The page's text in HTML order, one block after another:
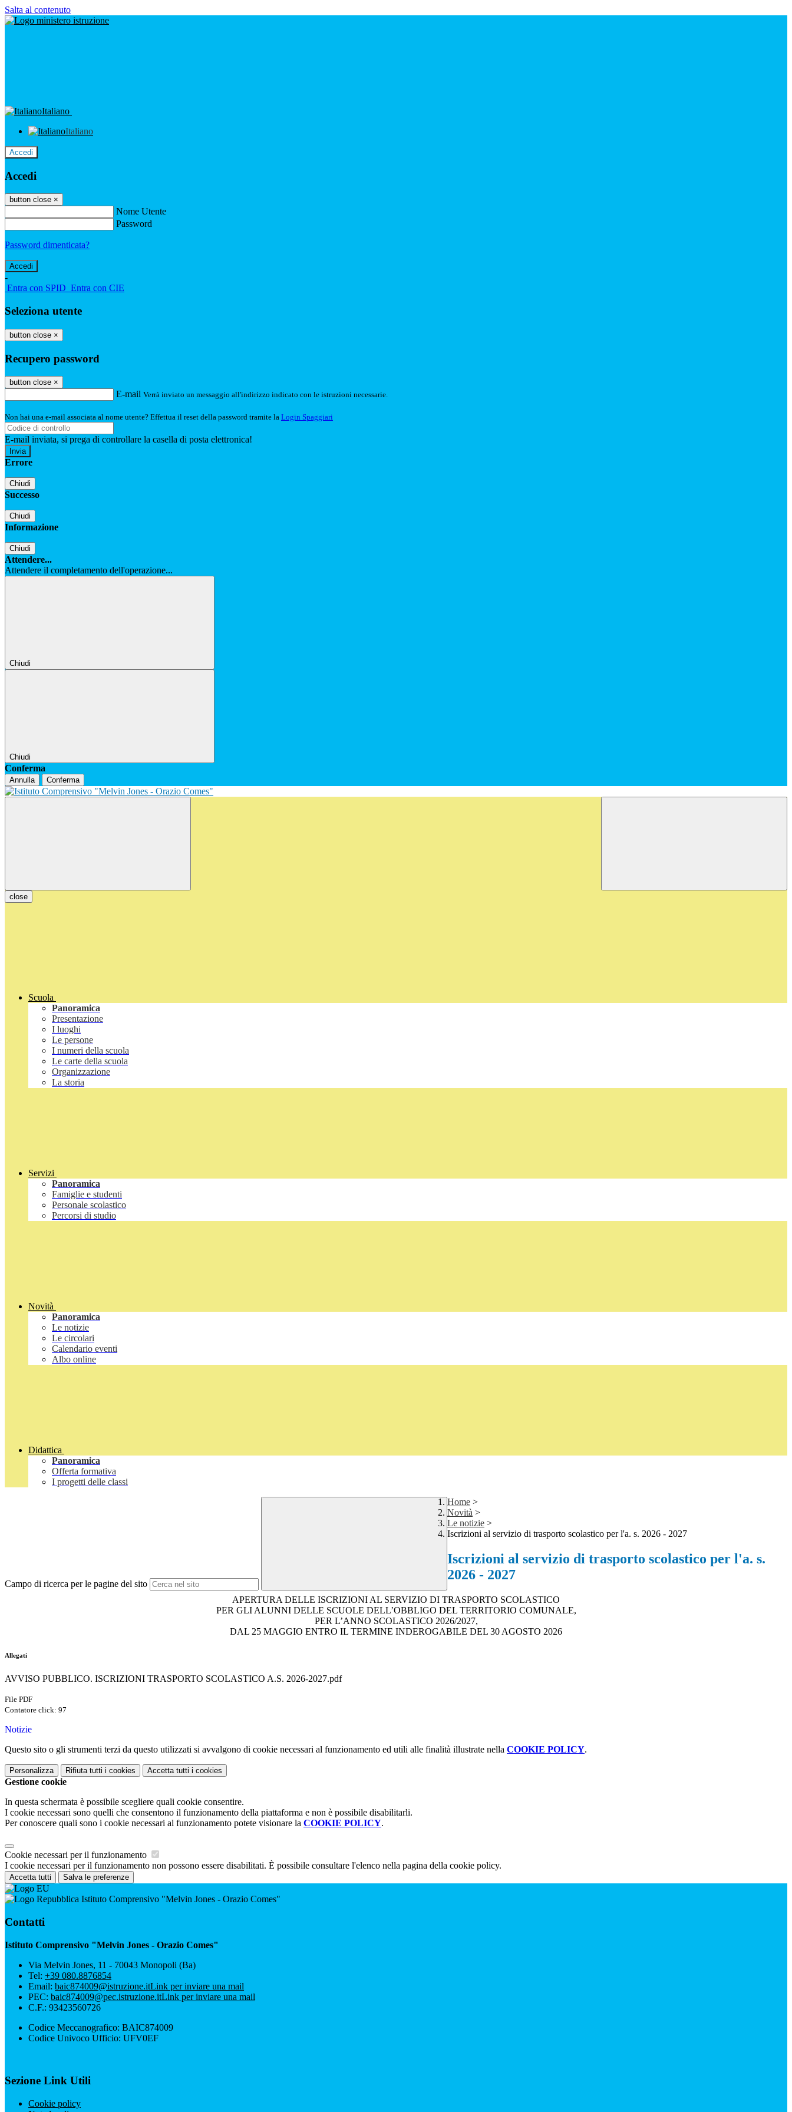
Salta al contenuto
Italiano
Italiano
Accedi
Accedi
button close ×
Nome Utente
Password
Password dimenticata?
-
Entra con SPID Entra con CIE
Seleziona utente
button close ×
Recupero password
button close ×
E-mail Verrà inviato un messaggio all'indirizzo indicato con le istruzioni necessarie.
Non hai una e-mail associata al nome utente? Effettua il reset della password tramite la Login Spaggiari
E-mail inviata, si prega di controllare la casella di posta elettronica!
Errore
Chiudi
Successo
Chiudi
Informazione
Chiudi
Attendere...
Attendere il completamento dell'operazione...
Chiudi
Chiudi
Conferma
Annulla Conferma
close
Scuola
Panoramica
Presentazione
I luoghi
Le persone
I numeri della scuola
Le carte della scuola
Organizzazione
La storia
Servizi
Panoramica
Famiglie e studenti
Personale scolastico
Percorsi di studio
Novità
Panoramica
Le notizie
Le circolari
Calendario eventi
Albo online
Didattica
Panoramica
Offerta formativa
I progetti delle classi
Campo di ricerca per le pagine del sito
Home >
Novità >
Le notizie >
Iscrizioni al servizio di trasporto scolastico per l'a. s. 2026 - 2027
Iscrizioni al servizio di trasporto scolastico per l'a. s.
2026 - 2027
APERTURA DELLE ISCRIZIONI AL SERVIZIO DI TRASPORTO SCOLASTICO
PER GLI ALUNNI DELLE SCUOLE DELL’OBBLIGO DEL TERRITORIO COMUNALE,
PER L’ANNO SCOLASTICO 2026/2027,
DAL 25 MAGGIO ENTRO IL TERMINE INDEROGABILE DEL 30 AGOSTO 2026
Allegati
AVVISO PUBBLICO. ISCRIZIONI TRASPORTO SCOLASTICO A.S. 2026-2027.pdf
File PDF
Contatore click: 97
Notizie
Questo sito o gli strumenti terzi da questo utilizzati si avvalgono di cookie necessari al funzionamento ed utili alle finalità illustrate nella COOKIE POLICY.
Personalizza Rifiuta tutti i cookies Accetta tutti i cookies
Gestione cookie
In questa schermata è possibile scegliere quali cookie consentire.
I cookie necessari sono quelli che consentono il funzionamento della piattaforma e non è possibile disabilitarli.
Per conoscere quali sono i cookie necessari al funzionamento potete visionare la COOKIE POLICY.
Cookie necessari per il funzionamento
I cookie necessari per il funzionamento non possono essere disabilitati. È possibile consultare l'elenco nella pagina della cookie policy.
Accetta tutti Salva le preferenze
Istituto Comprensivo "Melvin Jones - Orazio Comes"
Contatti
Istituto Comprensivo "Melvin Jones - Orazio Comes"
Via Melvin Jones, 11 - 70043 Monopoli (Ba)
Tel: +39 080.8876854
Email: baic874009@istruzione.itLink per inviare una mail
PEC: baic874009@pec.istruzione.itLink per inviare una mail
C.F.: 93423560726
Codice Meccanografico: BAIC874009
Codice Univoco Ufficio: UFV0EF
Sezione Link Utili
Cookie policy